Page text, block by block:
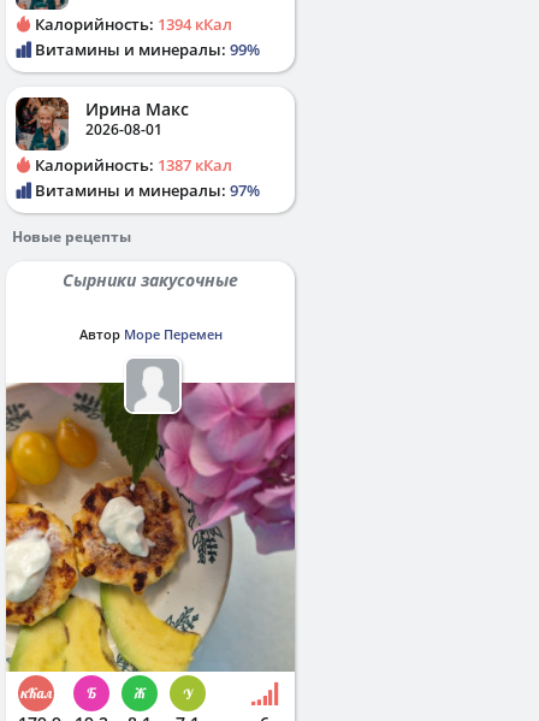
Калорийность: 1394 кКал
Витамины и минералы: 99%
Ирина Макс
2026-08-01
Калорийность: 1387 кКал
Витамины и минералы: 97%
Новые рецепты
Сырники закусочные
Автор Море Перемен